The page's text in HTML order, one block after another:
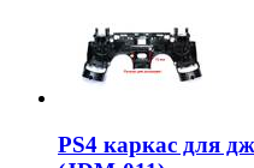
PS4 каркас для